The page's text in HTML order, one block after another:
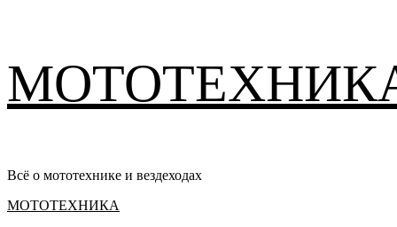
содержимому
Всё о мототехнике и вездеходах
Основное
МОТОТЕХНИКА